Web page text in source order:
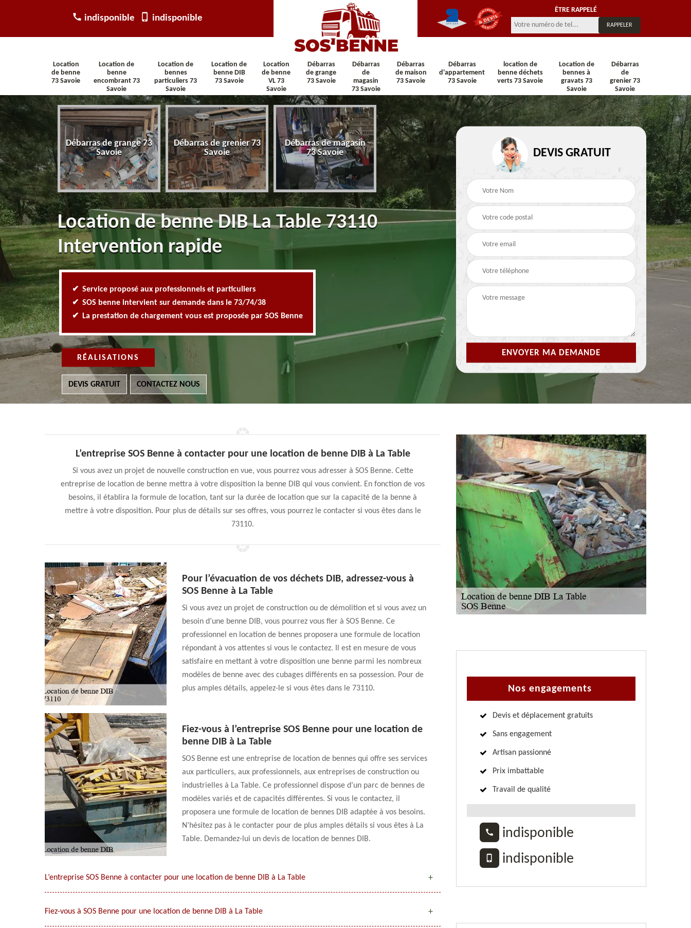
indisponible indisponible
ÊTRE RAPPELÉ
Location
de benne
73 Savoie
Location de
benne
encombrant 73
Savoie
Location de
bennes
particuliers 73
Savoie
Location de
benne DIB
73 Savoie
Location
de benne
VL 73
Savoie
Débarras
de grange
73 Savoie
Débarras
de
magasin
73 Savoie
Débarras
de maison
73 Savoie
Débarras
d'appartement
73 Savoie
location de
benne déchets
verts 73 Savoie
Location de
bennes à
gravats 73
Savoie
Débarras
de
grenier 73
Savoie
73
Débarras de grange 73
Savoie
Débarras de grenier 73
Savoie
Débarras de magasin
73 Savoie
Débarras de maison 73
Savoie
Location de benne 73
Savoie
Location de benne DIB
73 Savoie
Location de benne DIB La Table 73110
Intervention rapide
Service proposé aux professionnels et particuliers
SOS benne intervient sur demande dans le 73/74/38
La prestation de chargement vous est proposée par SOS Benne
RÉALISATIONS
DEVIS GRATUIT CONTACTEZ NOUS
DEVIS GRATUIT
L’entreprise SOS Benne à contacter pour une location de benne DIB à La Table
Si vous avez un projet de nouvelle construction en vue, vous pourrez vous adresser à SOS Benne. Cette
entreprise de location de benne mettra à votre disposition la benne DIB qui vous convient. En fonction de vos
besoins, il établira la formule de location, tant sur la durée de location que sur la capacité de la benne à
mettre à votre disposition. Pour plus de détails sur ses offres, vous pourrez le contacter si vous êtes dans le
73110.
Pour l’évacuation de vos déchets DIB, adressez-vous à
SOS Benne à La Table
Si vous avez un projet de construction ou de démolition et si vous avez un
besoin d’une benne DIB, vous pourrez vous fier à SOS Benne. Ce
professionnel en location de bennes proposera une formule de location
répondant à vos attentes si vous le contactez. Il est en mesure de vous
satisfaire en mettant à votre disposition une benne parmi les nombreux
modèles de benne avec des cubages différents en sa possession. Pour de
plus amples détails, appelez-le si vous êtes dans le 73110.
Fiez-vous à l’entreprise SOS Benne pour une location de
benne DIB à La Table
SOS Benne est une entreprise de location de bennes qui offre ses services
aux particuliers, aux professionnels, aux entreprises de construction ou
industrielles à La Table. Ce professionnel dispose d’un parc de bennes de
modèles variés et de capacités différentes. Si vous le contactez, il
proposera une formule de location de bennes DIB adaptée à vos besoins.
N’hésitez pas à le contacter pour de plus amples détails si vous êtes à La
Table. Demandez-lui un devis de location de bennes DIB.
L’entreprise SOS Benne à contacter pour une location de benne DIB à La Table
Fiez-vous à SOS Benne pour une location de benne DIB à La Table
Nos engagements
Devis et déplacement gratuits
Sans engagement
Artisan passionné
Prix imbattable
Travail de qualité
indisponible
indisponible